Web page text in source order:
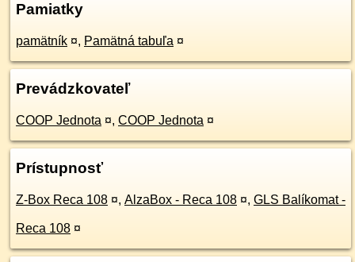
Pamiatky
pamätník ¤, Pamätná tabuľa ¤
Prevádzkovateľ
COOP Jednota ¤, COOP Jednota ¤
Prístupnosť
Z-Box Reca 108 ¤, AlzaBox - Reca 108 ¤, GLS Balíkomat -
Reca 108 ¤